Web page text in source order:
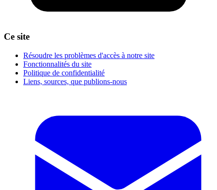
Ce site
Résoudre les problèmes d'accès à notre site
Fonctionnalités du site
Politique de confidentialité
Liens, sources, que publions-nous